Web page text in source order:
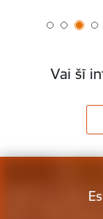
Vai šī